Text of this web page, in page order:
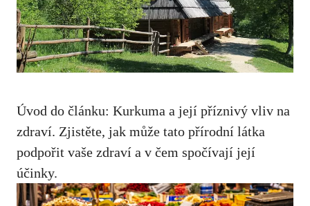
Úvod ⁢do článku: Kurkuma a ​její příznivý ⁣vliv ⁤na
zdraví. Zjistěte, jak může tato přírodní látka
podpořit vaše zdraví a⁤ v čem spočívají její
účinky.